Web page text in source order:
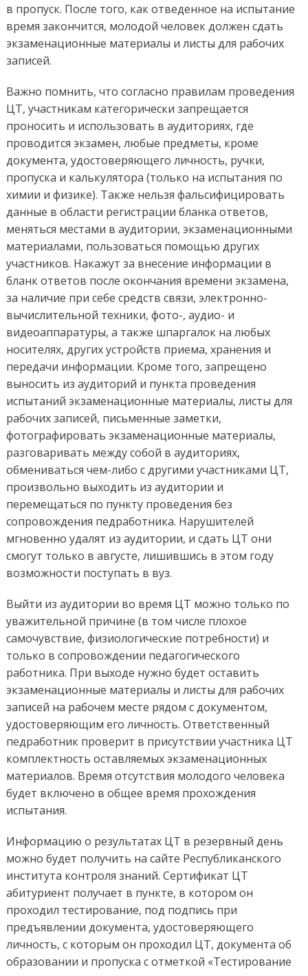
в пропуск. После того, как отведенное на испытание
время закончится, молодой человек должен сдать
экзаменационные материалы и листы для рабочих
записей.
Важно помнить, что согласно правилам проведения
ЦТ, участникам категорически запрещается
проносить и использовать в аудиториях, где
проводится экзамен, любые предметы, кроме
документа, удостоверяющего личность, ручки,
пропуска и калькулятора (только на испытания по
химии и физике). Также нельзя фальсифицировать
данные в области регистрации бланка ответов,
меняться местами в аудитории, экзаменационными
материалами, пользоваться помощью других
участников. Накажут за внесение информации в
бланк ответов после окончания времени экзамена,
за наличие при себе средств связи, электронно-
вычислительной техники, фото-, аудио- и
видеоаппаратуры, а также шпаргалок на любых
носителях, других устройств приема, хранения и
передачи информации. Кроме того, запрещено
выносить из аудиторий и пункта проведения
испытаний экзаменационные материалы, листы для
рабочих записей, письменные заметки,
фотографировать экзаменационные материалы,
разговаривать между собой в аудиториях,
обмениваться чем-либо с другими участниками ЦТ,
произвольно выходить из аудитории и
перемещаться по пункту проведения без
сопровождения педработника. Нарушителей
мгновенно удалят из аудитории, и сдать ЦТ они
смогут только в августе, лишившись в этом году
возможности поступать в вуз.
Выйти из аудитории во время ЦТ можно только по
уважительной причине (в том числе плохое
самочувствие, физиологические потребности) и
только в сопровождении педагогического
работника. При выходе нужно будет оставить
экзаменационные материалы и листы для рабочих
записей на рабочем месте рядом с документом,
удостоверяющим его личность. Ответственный
педработник проверит в присутствии участника ЦТ
комплектность оставляемых экзаменационных
материалов. Время отсутствия молодого человека
будет включено в общее время прохождения
испытания.
Информацию о результатах ЦТ в резервный день
можно будет получить на сайте Республиканского
института контроля знаний. Сертификат ЦТ
абитуриент получает в пункте, в котором он
проходил тестирование, под подпись при
предъявлении документа, удостоверяющего
личность, с которым он проходил ЦТ, документа об
образовании и пропуска с отметкой «Тестирование